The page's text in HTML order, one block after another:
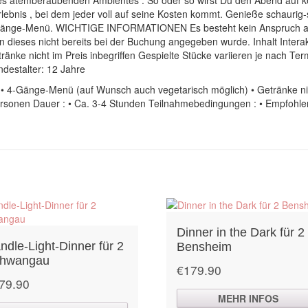
, bei dem jeder voll auf seine Kosten kommt. Genieße
Menü. WICHTIGE INFORMATIONEN Es besteht kein Anspruch
dieses nicht bereits bei der Buchung angegeben wurde. Inhalt
nicht im Preis inbegriffen Gespielte Stücke variieren je nach
12 Jahre
4-Gänge-Menü (auf Wunsch auch vegetarisch möglich) • Getränke
Dauer : • Ca. 3-4 Stunden Teilnahmebedingungen : •
Light-Dinner für 2
Dinner in the Dark für 2
Bensheim
€179.90
MEHR INFOS